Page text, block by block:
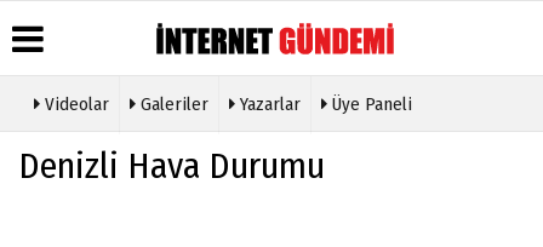
Üye Paneli
Haber
Durumu
Yazarları
Videolar Galeriler Yazarlar Üye Paneli
Denizli Hava Durumu